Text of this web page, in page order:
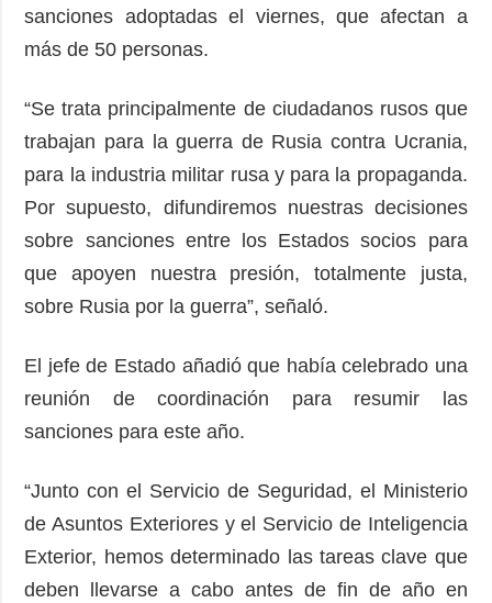
sanciones adoptadas el viernes, que afectan a
más de 50 personas.
“Se trata principalmente de ciudadanos rusos que
trabajan para la guerra de Rusia contra Ucrania,
para la industria militar rusa y para la propaganda.
Por supuesto, difundiremos nuestras decisiones
sobre sanciones entre los Estados socios para
que apoyen nuestra presión, totalmente justa,
sobre Rusia por la guerra”, señaló.
El jefe de Estado añadió que había celebrado una
reunión de coordinación para resumir las
sanciones para este año.
“Junto con el Servicio de Seguridad, el Ministerio
de Asuntos Exteriores y el Servicio de Inteligencia
Exterior, hemos determinado las tareas clave que
deben llevarse a cabo antes de fin de año en